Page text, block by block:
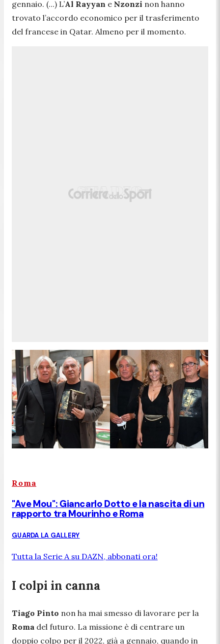
gennaio. (...) L’Al Rayyan e Nzonzi non hanno
trovato l’accordo economico per il trasferimento
del francese in Qatar. Almeno per il momento.
Roma
"Ave Mou": Giancarlo Dotto e la nascita di un
rapporto tra Mourinho e Roma
GUARDA LA GALLERY
Tutta la Serie A su DAZN, abbonati ora!
I colpi in canna
Tiago Pinto non ha mai smesso di lavorare per la
Roma del futuro. La missione è di centrare un
doppio colpo per il 2022, già a gennaio, quando in